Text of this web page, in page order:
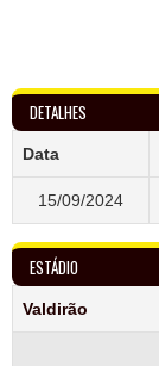
DETALHES
Data
15/09/2024
ESTÁDIO
Valdirão